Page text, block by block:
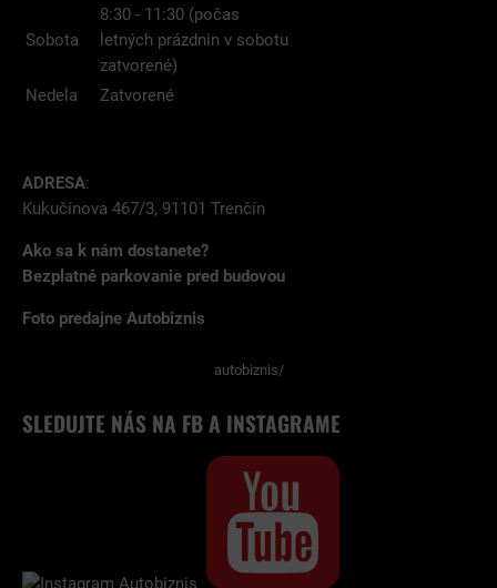
Sobota
8:30 - 11:30 (počas
letných prázdnin v sobotu
zatvorené)
Nedela
Zatvorené
ADRESA:
Kukučínova 467/3, 91101 Trenčín
Ako sa k nám dostanete?
Bezplatné parkovanie pred budovou
Foto predajne Autobiznis
autobiznis/
SLEDUJTE NÁS NA FB A INSTAGRAME